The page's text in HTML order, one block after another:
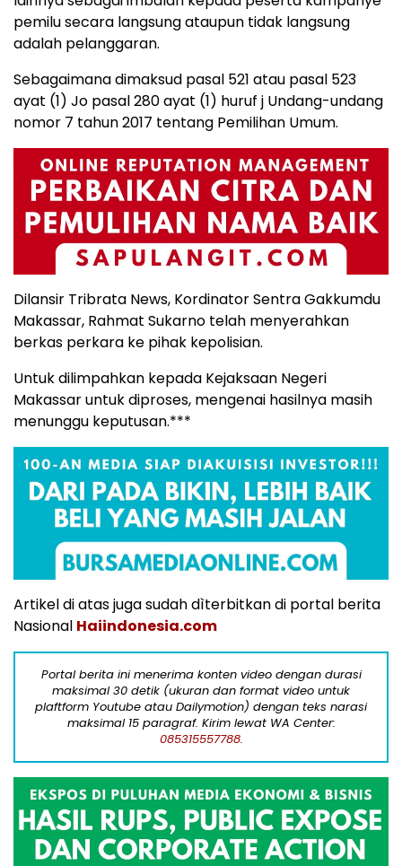
pemilu secara langsung ataupun tidak langsung
adalah pelanggaran.
Sebagaimana dimaksud pasal 521 atau pasal 523
ayat (1) Jo pasal 280 ayat (1) huruf j Undang-undang
nomor 7 tahun 2017 tentang Pemilihan Umum.
Dilansir Tribrata News, Kordinator Sentra Gakkumdu
Makassar, Rahmat Sukarno telah menyerahkan
berkas perkara ke pihak kepolisian.
Untuk dilimpahkan kepada Kejaksaan Negeri
Makassar untuk diproses, mengenai hasilnya masih
menunggu keputusan.***
Artikel di atas juga sudah dìterbitkan di portal berita
Nasional Haiindonesia.com
Portal berita ini menerima konten video dengan durasi
maksimal 30 detik (ukuran dan format video untuk
plaftform Youtube atau Dailymotion) dengan teks narasi
maksimal 15 paragraf. Kirim lewat WA Center:
085315557788.